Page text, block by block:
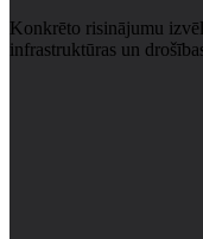
Konkrēto risinājumu
infrastruktūras un